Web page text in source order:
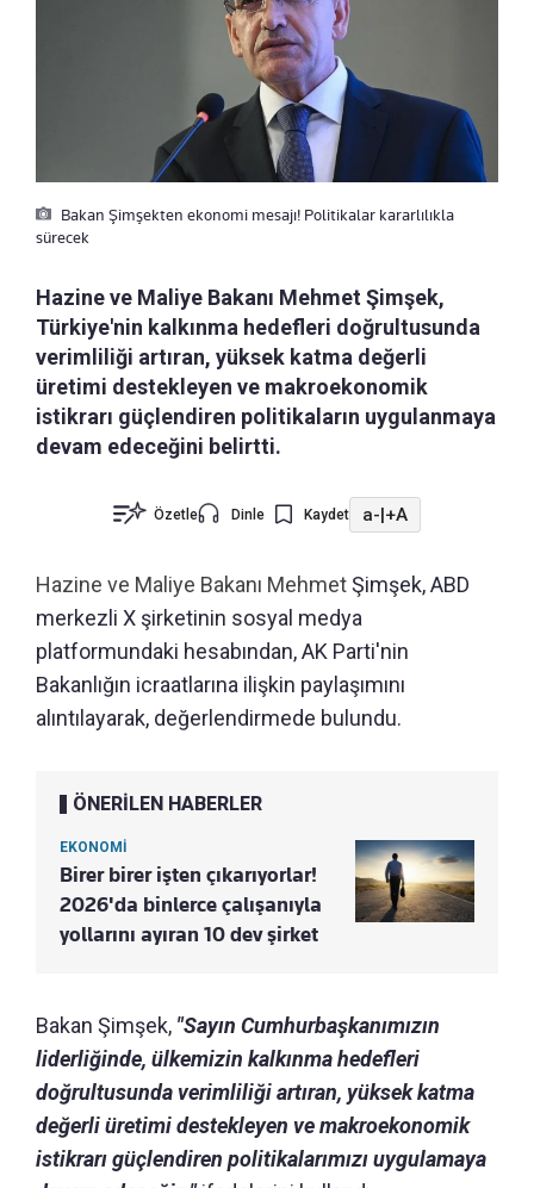
Bakan Şimşekten ekonomi mesajı! Politikalar kararlılıkla
sürecek
Hazine ve Maliye Bakanı Mehmet Şimşek,
Türkiye'nin kalkınma hedefleri doğrultusunda
verimliliği artıran, yüksek katma değerli
üretimi destekleyen ve makroekonomik
istikrarı güçlendiren politikaların uygulanmaya
devam edeceğini belirtti.
Özetle Dinle Kaydet a-|+A
Hazine ve Maliye Bakanı MehmetŞimşek, ABD
merkezli X şirketinin sosyal medya
platformundaki hesabından, AK Parti'nin
Bakanlığın icraatlarına ilişkin paylaşımını
alıntılayarak, değerlendirmede bulundu.
ÖNERİLEN HABERLER
EKONOMİ
Birer birer işten çıkarıyorlar!
2026'da binlerce çalışanıyla
yollarını ayıran 10 dev şirket
Bakan Şimşek, "Sayın Cumhurbaşkanımızın
liderliğinde, ülkemizin kalkınma hedefleri
doğrultusunda verimliliği artıran, yüksek katma
değerli üretimi destekleyen ve makroekonomik
istikrarı güçlendiren politikalarımızı uygulamaya